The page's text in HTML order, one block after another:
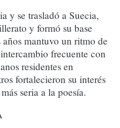
y se trasladó a Suecia,
y formó su base
mantuvo un ritmo de
frecuente con
residentes en
fortalecieron su interés
seria a la poesía.